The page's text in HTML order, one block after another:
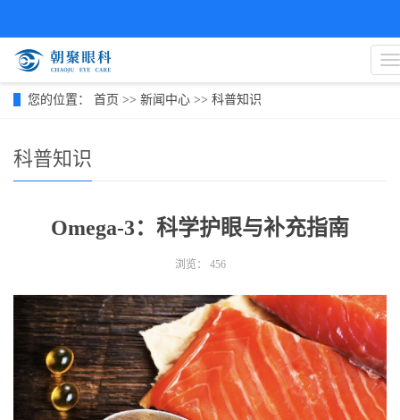
您的位置： 首页 >> 新闻中心 >> 科普知识
科普知识
Omega-3：科学护眼与补充指南
浏览： 456